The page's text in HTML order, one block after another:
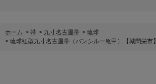
ホーム > 帯 > 九寸名古屋帯 > 琉球
> 琉球紅型九寸名古屋帯（バンシルー亀甲）【城間栄市】